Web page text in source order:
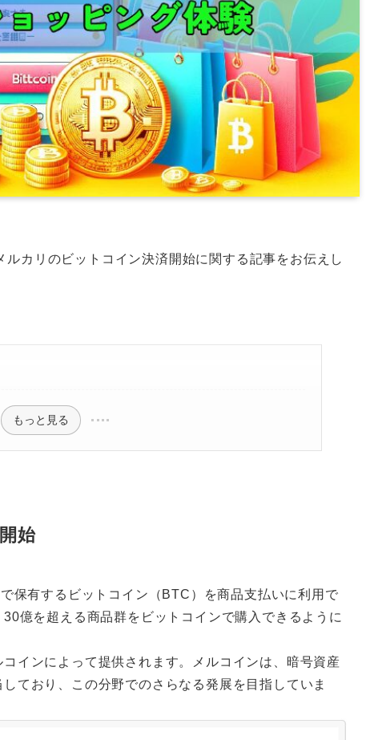
カリのビットコイン決済開始に関する記事をお伝えし
もっと見る
始
保有するビットコイン（BTC）を商品支払いに利用で
億を超える商品群をビットコインで購入できるように
インによって提供されます。メルコインは、暗号資産
ており、この分野でのさらなる発展を目指していま